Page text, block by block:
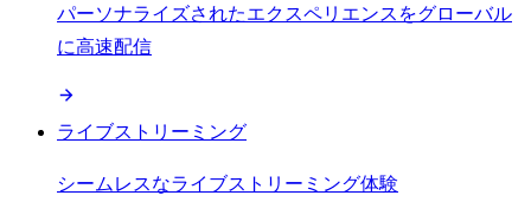
パーソナライズされたエクスペリエンスをグローバル
に高速配信
ライブストリーミング
シームレスなライブストリーミング体験